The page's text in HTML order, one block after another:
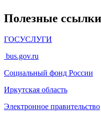
Полезные ссылки
ГОСУСЛУГИ
bus.gov.ru
Социальный фонд России
Иркутская область
Электронное правительство